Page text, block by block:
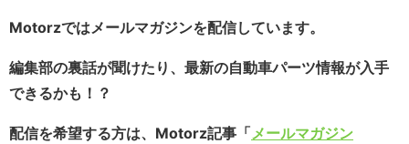
Motorzではメールマガジンを配信しています。
編集部の裏話が聞けたり、最新の自動車パーツ情報が入手
できるかも！？
配信を希望する方は、Motorz記事「メールマガジン